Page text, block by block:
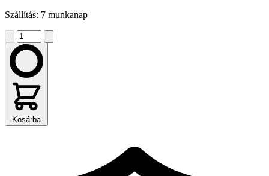
Szállítás: 7 munkanap
Kosárba